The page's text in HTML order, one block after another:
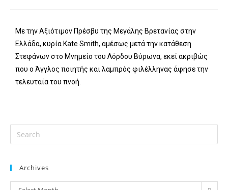
Με την Αξιότιμον Πρέσβυ της Μεγάλης Βρετανίας στην
Ελλάδα, κυρία Kate Smith, αμέσως μετά την κατάθεση
Στεφάνων στο Μνημείο του Λόρδου Βύρωνα, εκεί ακριβώς
που ο Άγγλος ποιητής και λαμπρός φιλέλληνας άφησε την
τελευταία του πνοή.
Archives